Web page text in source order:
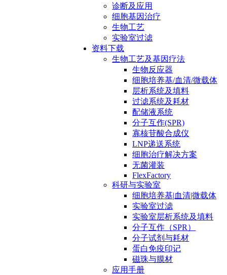
诊断及应用
细胞基因治疗
生物工艺
实验室过滤
资料下载
生物工艺及基因疗法
生物反应器
细胞培养基/血清/微载体
层析系统及填料
过滤系统及耗材
配储液系统
分子互作(SPR)
寡核苷酸合成仪
LNP递送系统
细胞治疗解决方案
无菌灌装
FlexFactory
科研与实验室
细胞培养基|血清|微载体
实验室过滤
实验室层析系统及填料
分子互作（SPR）
分子试剂与耗材
蛋白免疫印记
磁珠与膜材
应用手册